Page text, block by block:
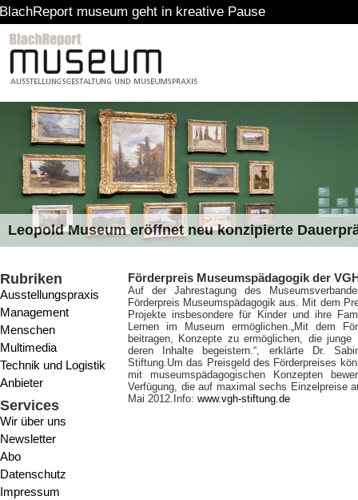
museum geht in kreative Pause
Leopold Museum eröffnet neu konzipierte
Rubriken
Ausstellungspraxis
Management
Menschen
Multimedia
Technik und Logistik
Anbieter
Services
Wir über uns
Newsletter
Abo
Datenschutz
Impressum
Förderpreis Museumspädagogik der
Auf der Jahrestagung des
Förderpreis Museumspädagogik aus. Mit dem
Projekte insbesondere für Kinder und ihre
Lernen im Museum ermöglichen.„Mit dem
beitragen, Konzepte zu ermöglichen, die
deren Inhalte begeistern.“, erklärte Dr.
Stiftung.Um das Preisgeld des Förderpreises
mit museumspädagogischen Konzepten
Verfügung, die auf maximal sechs Einzelpreise
Mai 2012.Info: www.vgh-stiftung.de